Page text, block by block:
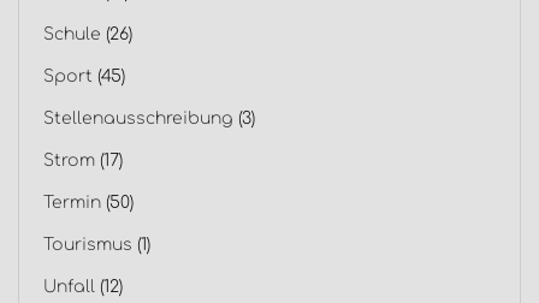
Schule (26)
Sport (45)
Stellenausschreibung (3)
Strom (17)
Termin (50)
Tourismus (1)
Unfall (12)